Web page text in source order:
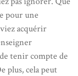
pour une
acquérir
tenir compte de
plus, cela peut